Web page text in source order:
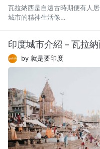
瓦拉納西是自遠古時期便有人
城市的精神生活像…
印度城市介紹－瓦拉
by 就是要印度